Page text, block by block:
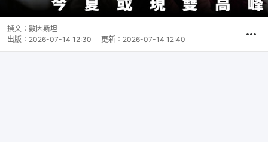
撰文： 數因斯坦
出版： 2026-07-14 12:30 更新： 2026-07-14 12:40